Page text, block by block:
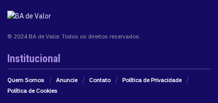
© 2024 BA de Valor. Todos os direitos reservados.
Institucional
Quem Somos Anuncie Contato
Política de Privacidade
Política de Cookies